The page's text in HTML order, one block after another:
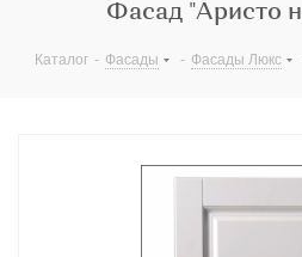
Фасад "Аристо
Каталог - Фасады - Фасады Люкс